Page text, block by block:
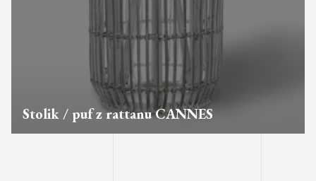
Stolik / puf z rattanu CANNES